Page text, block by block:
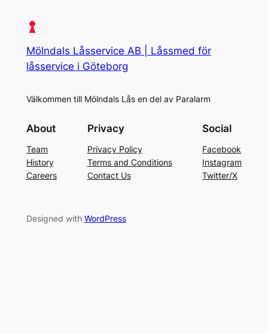
Mölndals Låsservice AB | Låssmed för
låsservice i Göteborg
Välkommen till Mölndals Lås en del av Paralarm
About
Team
History
Careers
Privacy
Privacy Policy
Terms and Conditions
Contact Us
Social
Facebook
Instagram
Twitter/X
Designed with WordPress